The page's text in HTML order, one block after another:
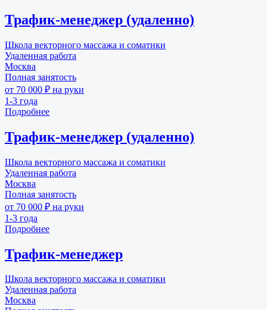
Трафик-менеджер (удаленно)
Школа векторного массажа и соматики
Удаленная работа
Москва
Полная занятость
от 70 000 ₽ на руки
1-3 года
Подробнее
Трафик-менеджер (удаленно)
Школа векторного массажа и соматики
Удаленная работа
Москва
Полная занятость
от 70 000 ₽ на руки
1-3 года
Подробнее
Трафик-менеджер
Школа векторного массажа и соматики
Удаленная работа
Москва